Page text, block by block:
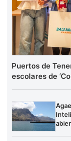
Puertos de
escolares de